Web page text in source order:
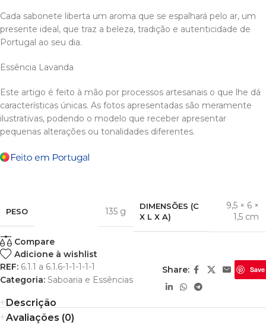
Cada sabonete liberta um aroma que se espalhará pelo ar, um
presente ideal, que traz a beleza, tradição e autenticidade de
Portugal ao seu dia.
Essência Lavanda
Este artigo é feito à mão por processos artesanais o que lhe dá
características únicas. As fotos apresentadas são meramente
ilustrativas, podendo o modelo que receber apresentar
pequenas alterações ou tonalidades diferentes.
PESO 135 g
DIMENSÕES (C
X L X A)
9,5 × 6 ×
1,5 cm
Compare
Adicione à wishlist
REF: 6.1.1 a 6.1.6-1-1-1-1-1
Categoria: Saboaria e Essências
Share: Save
Descrição
Avaliações (0)